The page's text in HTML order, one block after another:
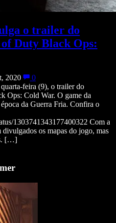
o trailer do
Duty Black Ops:
2020
0
feira (9), o trailer do
Ops: Cold War. O game da
da Guerra Fria. Confira o
1303741343177400322 Com a
os mapas do jogo, mas
[…]